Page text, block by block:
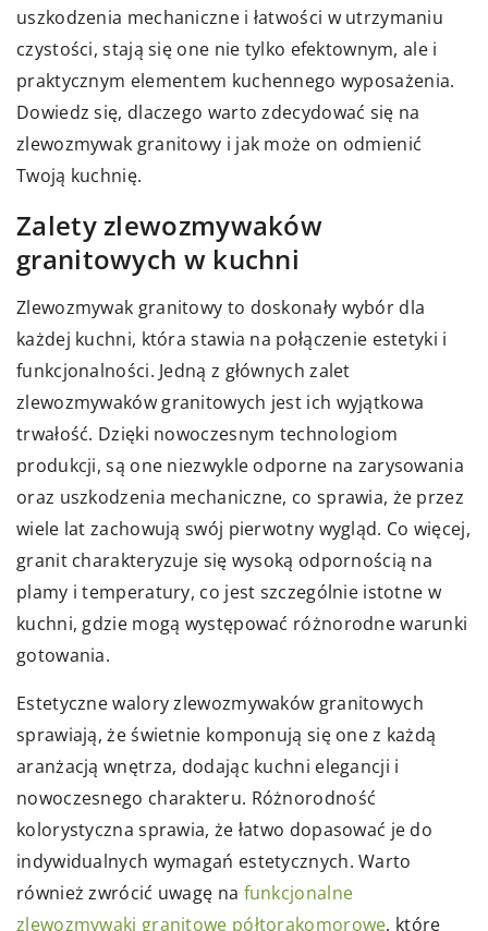
uszkodzenia mechaniczne i łatwości w utrzymaniu
czystości, stają się one nie tylko efektownym, ale i
praktycznym elementem kuchennego wyposażenia.
Dowiedz się, dlaczego warto zdecydować się na
zlewozmywak granitowy i jak może on odmienić
Twoją kuchnię.
Zalety zlewozmywaków
granitowych w kuchni
Zlewozmywak granitowy to doskonały wybór dla
każdej kuchni, która stawia na połączenie estetyki i
funkcjonalności. Jedną z głównych zalet
zlewozmywaków granitowych jest ich wyjątkowa
trwałość. Dzięki nowoczesnym technologiom
produkcji, są one niezwykle odporne na zarysowania
oraz uszkodzenia mechaniczne, co sprawia, że przez
wiele lat zachowują swój pierwotny wygląd. Co więcej,
granit charakteryzuje się wysoką odpornością na
plamy i temperatury, co jest szczególnie istotne w
kuchni, gdzie mogą występować różnorodne warunki
gotowania.
Estetyczne walory zlewozmywaków granitowych
sprawiają, że świetnie komponują się one z każdą
aranżacją wnętrza, dodając kuchni elegancji i
nowoczesnego charakteru. Różnorodność
kolorystyczna sprawia, że łatwo dopasować je do
indywidualnych wymagań estetycznych. Warto
również zwrócić uwagę na funkcjonalne
zlewozmywaki granitowe półtorakomorowe, które